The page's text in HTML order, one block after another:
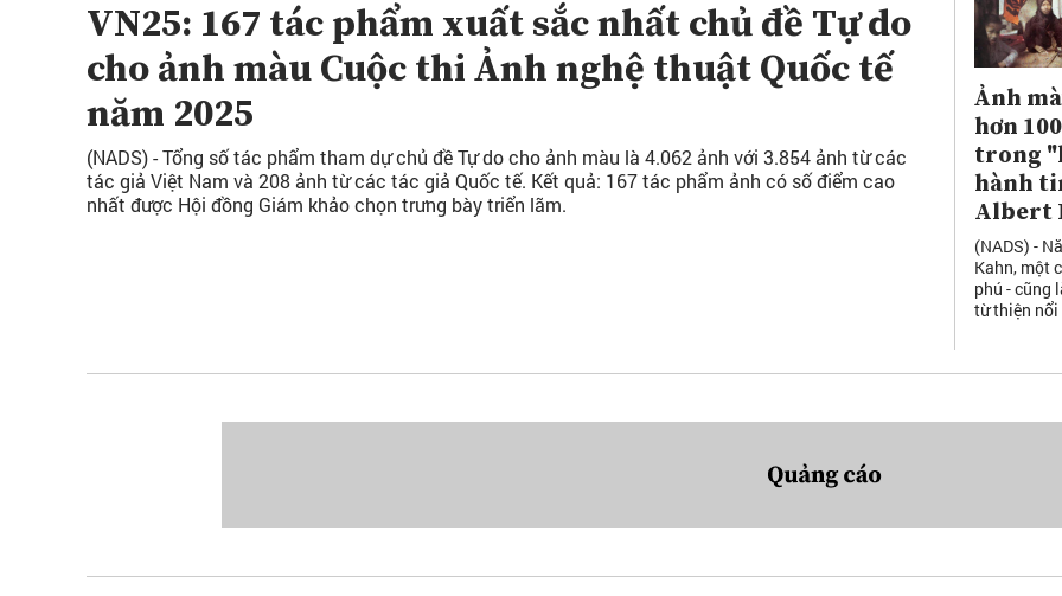
VN25: 167 tác phẩm xuất sắc nhất chủ đề Tự do
cho ảnh màu Cuộc thi Ảnh nghệ thuật Quốc tế
năm 2025
(NADS) - Tổng số tác phẩm tham dự chủ đề Tự do cho ảnh màu là 4.062 ảnh với 3.854 ảnh từ các
tác giả Việt Nam và 208 ảnh từ các tác giả Quốc tế. Kết quả: 167 tác phẩm ảnh có số điểm cao
nhất được Hội đồng Giám khảo chọn trưng bày triển lãm.
Ảnh
hơn
trong
hành
Albert
(NADS) -
Kahn, một
phú - cũng
từ thiện